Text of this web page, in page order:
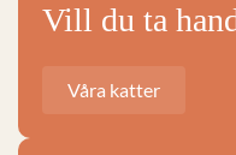
Vill du ta
Våra katter